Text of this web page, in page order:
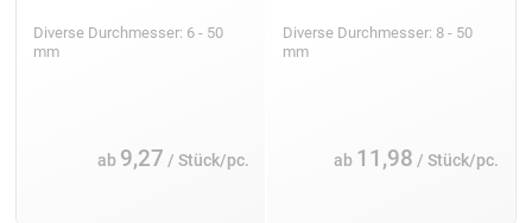
Diverse Durchmesser: 6 - 50
mm
ab 9,27 / Stück/pc.
Diverse Durchmesser: 8 - 50
mm
ab 11,98 / Stück/pc.